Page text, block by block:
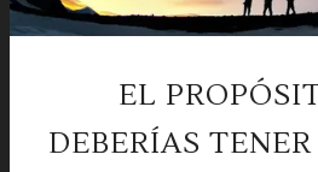
EL
DEBERÍAS